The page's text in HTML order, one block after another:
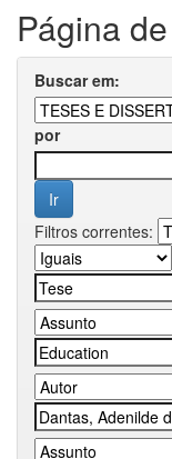
Página
Buscar em:
por
Filtros correntes: